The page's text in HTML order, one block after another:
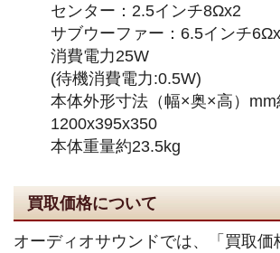
センター：2.5インチ8Ωx2
サブウーファー：6.5インチ
消費電力25W
(待機消費電力:0.5W)
本体外形寸法（幅×奥×高）mm
1200x395x350
本体重量約23.5kg
買取価格について
オーディオサウンドでは、「買取価